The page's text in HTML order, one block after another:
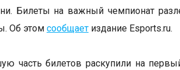
Билеты на важный чемпионат
Об этом сообщает издание Esports.ru.
часть билетов раскупили на